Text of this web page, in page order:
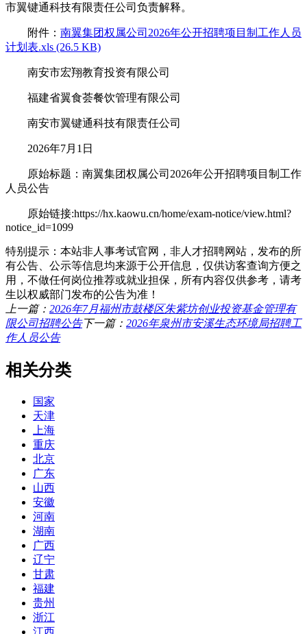
市翼键通科技有限责任公司负责解释。
附件： 南翼集团权属公司2026年公开招聘项目制工作人员
计划表.xls (26.5 KB)
南安市宏翔教育投资有限公司
福建省翼食荟餐饮管理有限公司
南安市翼键通科技有限责任公司
2026年7月1日
原始标题：南翼集团权属公司2026年公开招聘项目制工作
人员公告
原始链接:https://hx.kaowu.cn/home/exam-notice/view.html?
notice_id=1099
特别提示：本站非人事考试官网，非人才招聘网站，发布的所
有公告、公示等信息均来源于公开信息，仅供访客查询方便之
用，不做任何岗位推荐或就业担保，所有内容仅供参考，请考
生以权威部门发布的公告为准！
上一篇： 2026年7月福州市鼓楼区朱紫坊创业投资基金管理有
限公司招聘公告下一篇： 2026年泉州市安溪生态环境局招聘工
作人员公告
相关分类
国家
天津
上海
重庆
北京
广东
山西
安徽
河南
湖南
广西
辽宁
甘肃
福建
贵州
浙江
江西